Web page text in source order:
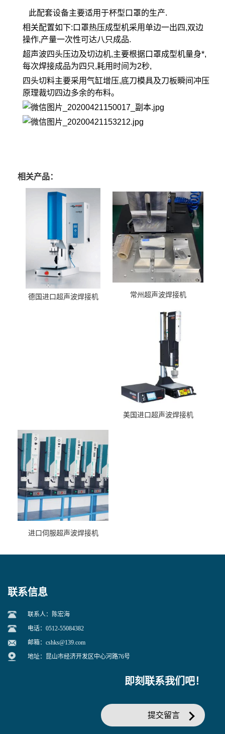
此配套设备主要适用于杯型口罩的生产.
相关配置如下:口罩热压成型机采用单边一出四,双边
操作,产量一次性可达八只成品.
超声波四头压边及切边机,主要根据口罩成型机量身*,
每次焊接成品为四只,耗用时间为2秒,
四头切料主要采用气缸增压,底刀模具及刀板瞬间冲压
原理裁切四边多余的布料。
相关产品：
德国进口超声波焊接机 常州超声波焊接机
美国进口超声波焊接机
进口伺服超声波焊接机
联系信息
联系人：陈宏海
电话：0512-55084382
邮箱： cshks@139.com
地址：昆山市经济开发区中心河路76号
即刻联系我们吧！
提交留言